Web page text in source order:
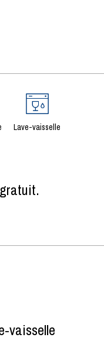
Lave-vaisselle
vaisselle